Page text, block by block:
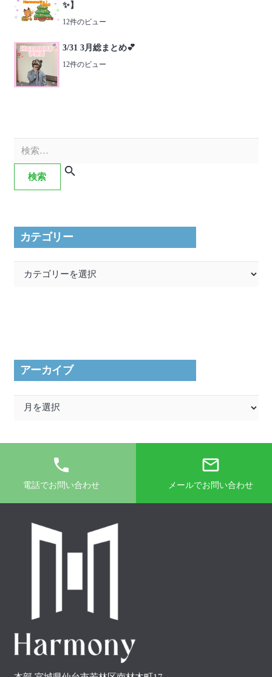
✨】
12件のビュー
3/31 3月総まとめ💕
12件のビュー
カテゴリー
アーカイブ
phone
電話でお問い合わせ
mail_outline
メールでお問い合わせ